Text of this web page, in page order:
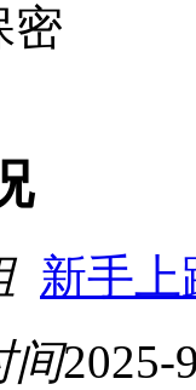
密
新手上
间2025-